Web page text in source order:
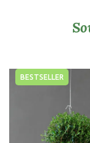
BESTSELLER